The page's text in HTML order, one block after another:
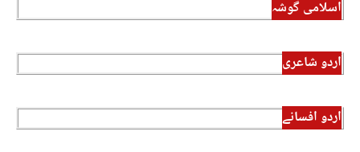
اسلامی گوشہ
اردو شاعری
اردو افسانے